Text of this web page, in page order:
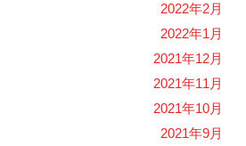
2022年2月
2022年1月
2021年12月
2021年11月
2021年10月
2021年9月